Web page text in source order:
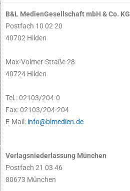
B&L MedienGesellschaft mbH & Co. KG
Postfach 10 02 20
40702 Hilden
Max-Volmer-Straße 28
40724 Hilden
Tel.: 02103/204-0
Fax: 02103/204-204
E-Mail: info@blmedien.de
Verlagsniederlassung München
Postfach 21 03 46
80673 München